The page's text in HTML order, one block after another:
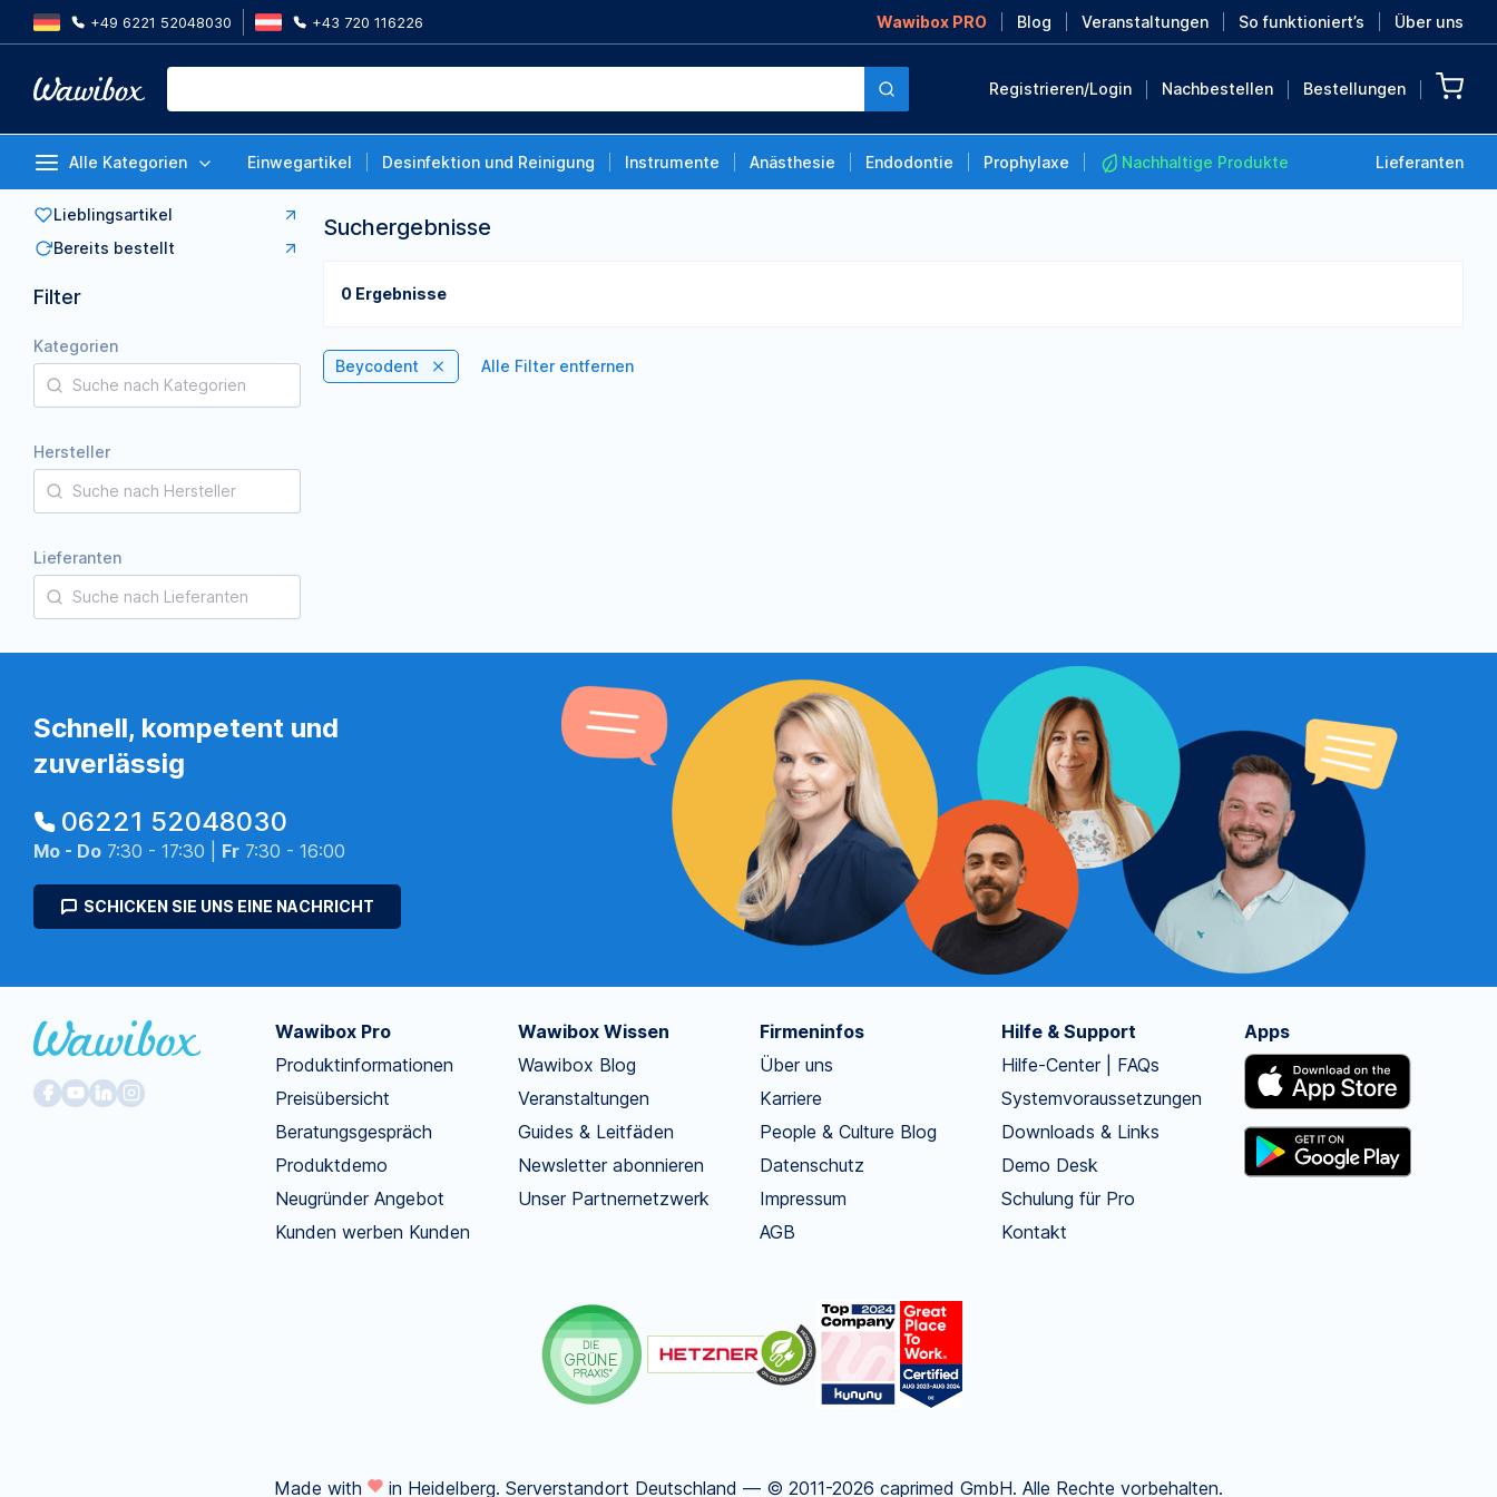
+49 6221 52048030 +43 720 116226 Wawibox PRO Blog Veranstaltungen So funktioniert’s Über uns
Registrieren/Login Nachbestellen Bestellungen
Alle Kategorien Einwegartikel Desinfektion und Reinigung Instrumente Anästhesie Endodontie Prophylaxe Nachhaltige Produkte Lieferanten
Lieblingsartikel
Bereits bestellt
Filter
Kategorien
Hersteller
Lieferanten
Suchergebnisse
0 Ergebnisse
Beycodent Alle Filter entfernen
Schnell, kompetent und
zuverlässig
06221 52048030
Mo - Do 7:30 - 17:30 | Fr 7:30 - 16:00
SCHICKEN SIE UNS EINE NACHRICHT
Wawibox Pro
Produktinformationen
Preisübersicht
Beratungsgespräch
Produktdemo
Neugründer Angebot
Kunden werben Kunden
Wawibox Wissen
Wawibox Blog
Veranstaltungen
Guides & Leitfäden
Newsletter abonnieren
Unser Partnernetzwerk
Firmeninfos
Über uns
Karriere
People & Culture Blog
Datenschutz
Impressum
AGB
Hilfe & Support
Hilfe-Center | FAQs
Systemvoraussetzungen
Downloads & Links
Demo Desk
Schulung für Pro
Kontakt
Apps
Made with in Heidelberg. Serverstandort Deutschland — © 2011-2026 caprimed GmbH. Alle Rechte vorbehalten.